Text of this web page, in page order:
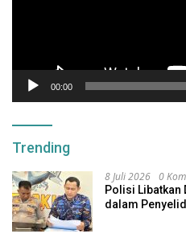
00:00
Trending
8 Juli 2026 0
Polisi Libatkan
dalam